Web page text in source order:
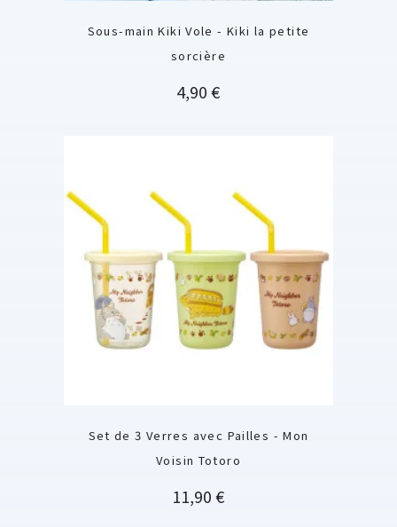
Sous-main Kiki Vole - Kiki la petite
sorcière
Prix
4,90 €
Set de 3 Verres avec Pailles - Mon
Voisin Totoro
Prix
11,90 €